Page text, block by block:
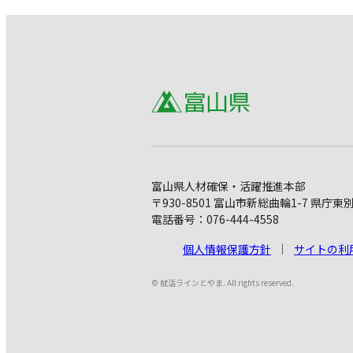
富山県人材確保・活躍推進本部
〒930-8501 富山市新総曲輪1-7 県庁東
電話番号：076-444-4558
個人情報保護方針
サイトの利
© 就活ラインとやま. All rights reserved.